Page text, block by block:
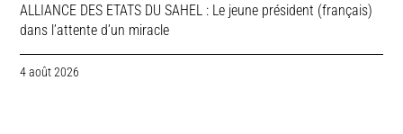
ALLIANCE DES ETATS DU SAHEL : Le jeune président (français)
dans l’attente d’un miracle
4 août 2026